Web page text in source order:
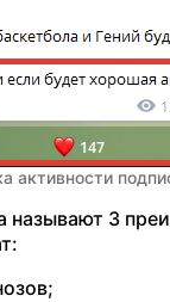
активности
называют 3